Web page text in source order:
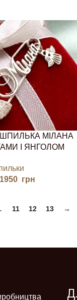
МІЛАНА
І ЯНГОЛОМ
1950 грн
11 12 13 →